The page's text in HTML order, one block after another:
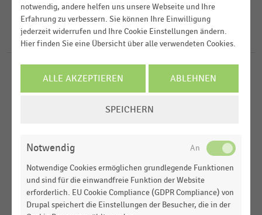
29Ergebnisse für Filiallogistik
HANDELSTHEMEN
von Handels- und Logistikunternehmen (2023)
DEUTSCHSPRACHIGER EINZELHANDEL|STATISTIK
Beurteilung der zukünftigen Entwicklung der Zahl
an Arbeitskräften in der Handelslogistik (2017)
Lebensmitteldiscounter
Lebensmittelhandel
2018
2017
2016
Deutschland
D-A-CH-Region
FILTER ZURÜCKSETZEN
notwendig, andere helfen uns unsere Webseite und Ihre
Erfahrung zu verbessern. Sie können Ihre Einwilligung
jederzeit widerrufen und Ihre Cookie Einstellungen ändern.
Hier finden Sie eine Übersicht über alle verwendeten Cookies.
ALLE AKZEPTIEREN ABLEHNEN
SPEICHERN
Notwendig
Notwendige Cookies ermöglichen grundlegende Funktionen
und sind für die einwandfreie Funktion der Website
erforderlich. EU Cookie Compliance (GDPR Compliance) von
Drupal speichert die Einstellungen der Besucher, die in der